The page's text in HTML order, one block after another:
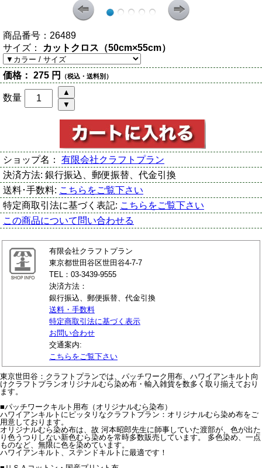
商品番号： 26489
サイズ： カットクロス（50cm×55cm）
価格： 275 円 （税込・送料別）
数量
ショップ名： 有限会社クラフトプラン
決済方法: 銀行振込、郵便振替、代金引換
送料･手数料: こちらをご覧下さい
特定商取引法に基づく表記: こちらをご覧下さい
この商品について問い合わせる
有限会社クラフトプラン
東京都世田谷区世田谷4-7-7
TEL：03-3439-9555
決済方法：
銀行振込、郵便振替、代金引換
送料・手数料
特定商取引法に基づく表示
お問い合わせ
交通案内:
こちらをご覧下さい
東京世田谷：クラフトプランでは、パッチワーク用布、ハワイアンキルト向
けクラフトプランオリジナルむら染め布・輸入雑貨を数多く取り揃えており
ます。
■パッチワークキルト用布（オリジナルむら染布）
ハワイアンキルトにピッタリなクラフトプラン：オリジナルむら染め布をご
用意しております。
オリジナルむら染め布は、故 河本昭郎先生に師事していた渡部が、色が出た
り色うつりしない新色むら染めを常時多数販売しています。 多色染め、一点
ものなど、無限に色を染めています。
ハワイアンキルト、ステンドキルトに最適です！